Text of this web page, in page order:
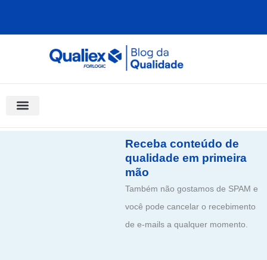
Receba conteúdo de
qualidade em primeira
mão
Também não gostamos de SPAM e
você pode cancelar o recebimento
de e-mails a qualquer momento.